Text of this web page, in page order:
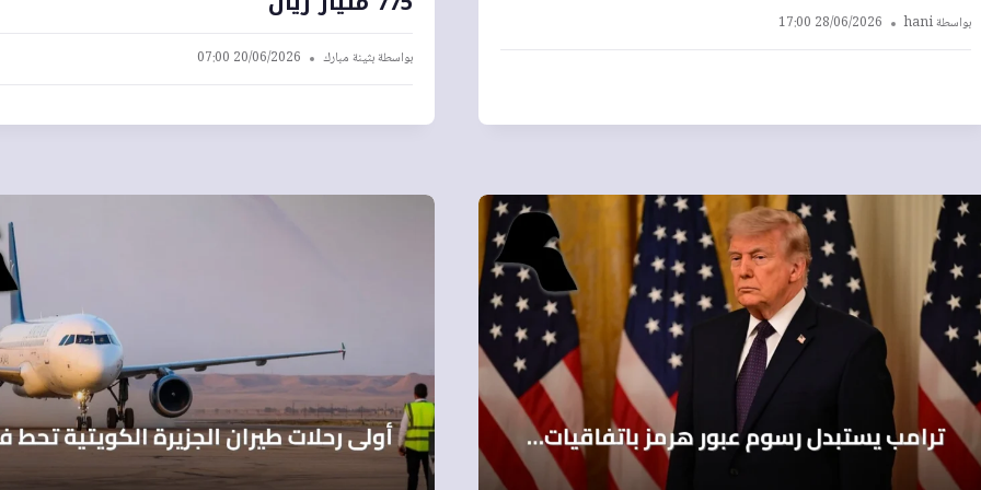
بواسطةhani
28/06/2026 17:00
بواسطةبثينة مبارك 20/06/2026 07:00